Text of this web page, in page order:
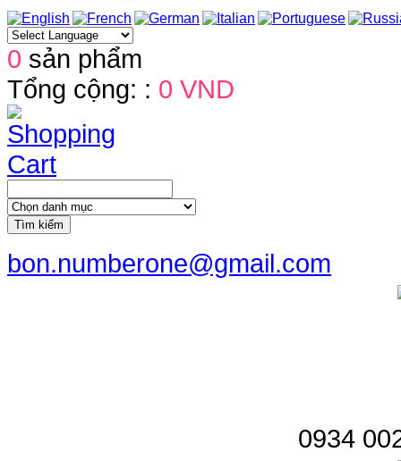
0 sản phẩm
Tổng cộng: : 0 VND
Tìm kiếm
bon.numberone@gmail.com
0934